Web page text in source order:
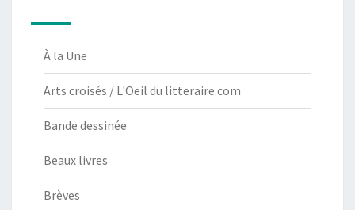
À la Une
Arts croisés / L'Oeil du litteraire.com
Bande dessinée
Beaux livres
Brèves